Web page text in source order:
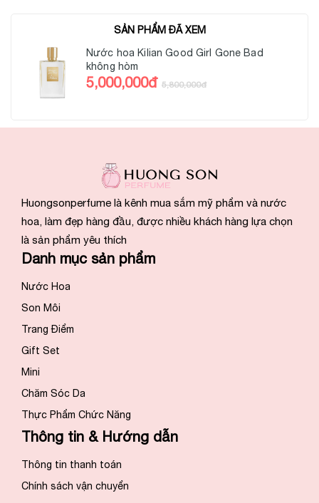
SẢN PHẨM ĐÃ XEM
Nước hoa Kilian Good Girl Gone Bad
không hòm
5,000,000đ 5,800,000đ
Huongsonperfume là kênh mua sắm mỹ phẩm và nước
hoa, làm đẹp hàng đầu, được nhiều khách hàng lựa chọn
là sản phẩm yêu thích
Danh mục sản phẩm
Nước Hoa
Son Môi
Trang Điểm
Gift Set
Mini
Chăm Sóc Da
Thực Phẩm Chức Năng
Thông tin & Hướng dẫn
Thông tin thanh toán
Chính sách vận chuyển